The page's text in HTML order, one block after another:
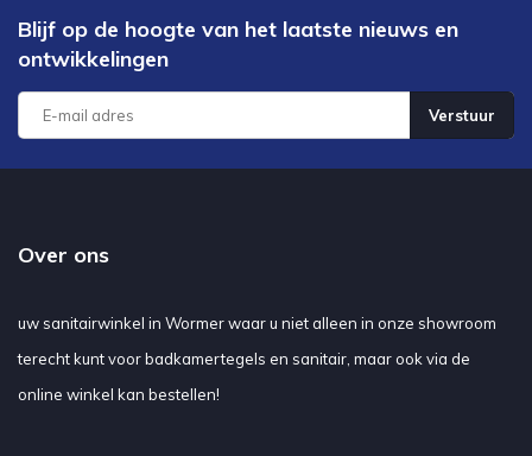
Blijf op de hoogte van het laatste nieuws en
ontwikkelingen
Verstuur
Over ons
uw sanitairwinkel in Wormer waar u niet alleen in onze showroom
terecht kunt voor badkamertegels en sanitair, maar ook via de
online winkel kan bestellen!